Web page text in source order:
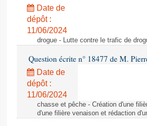
Date de
dépôt :
11/06/2024
drogue - Lutte contre le trafic de
Question écrite n° 18477 de M.
Date de
dépôt :
11/06/2024
chasse et pêche - Création d'une
d'une filière venaison et rédaction